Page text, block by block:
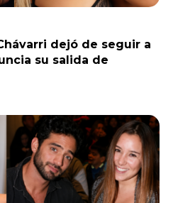
dejó de seguir a
su salida de